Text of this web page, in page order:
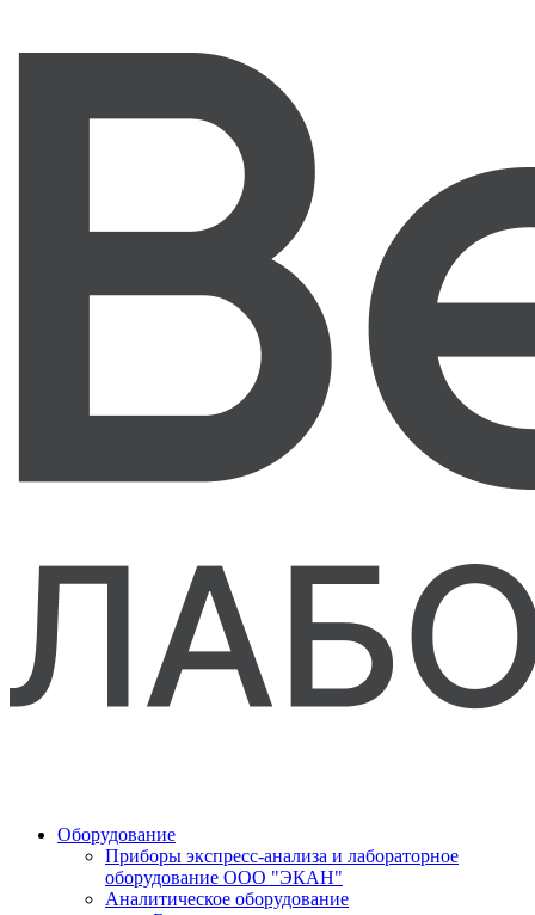
Оборудование
Приборы экспресс-анализа и лабораторное
оборудование ООО "ЭКАН"
Аналитическое оборудование